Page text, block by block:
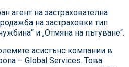
агент на застрахователна
на застраховки тип
“и „Отмяна на пътуване“.
асистънс компании в
– Global Services. Това